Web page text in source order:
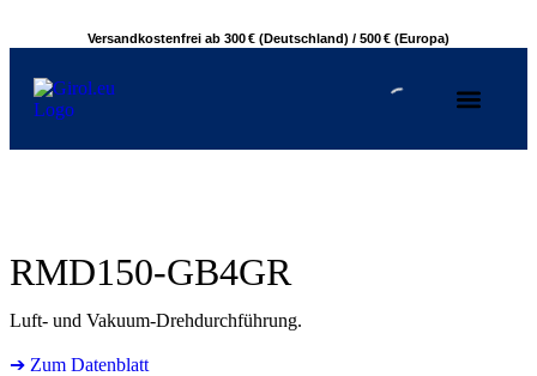
Versandkostenfrei ab 300 € (Deutschland) / 500 € (Europa)
RMD150-GB4GR
Luft- und Vakuum-Drehdurchführung.
➔ Zum Datenblatt